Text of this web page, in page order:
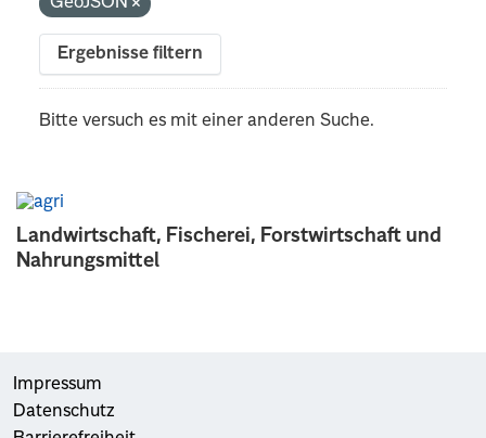
Landwirtschaft, Fischerei, Forstwirtschaft und
Nahrungsmittel
Ergebnisse filtern
Bitte versuch es mit einer anderen Suche.
Impressum
Datenschutz